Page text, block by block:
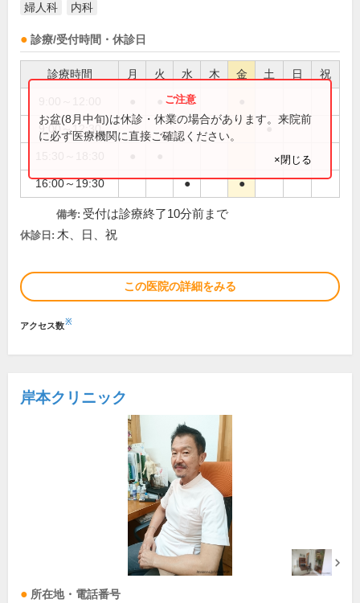
婦人科 内科
診療/受付時間・休診日
診療時間 月 火 水 木 金 土 日 祝
●
9:00～12:30 ●
16:00～19:30 ● ●
お盆(8月中旬)は休診・休業の場合があります。来院前
に必ず医療機関に直接ご確認ください。
×閉じる
備考: 受付は診療終了10分前まで
休診日: 木、日、祝
この医院の詳細をみる
アクセス数※
岸本クリニック
所在地・電話番号